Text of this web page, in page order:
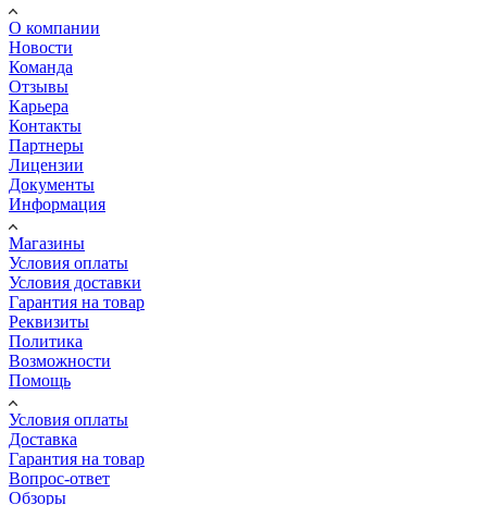
О компании
Новости
Команда
Отзывы
Карьера
Контакты
Партнеры
Лицензии
Документы
Информация
Магазины
Условия оплаты
Условия доставки
Гарантия на товар
Реквизиты
Политика
Возможности
Помощь
Условия оплаты
Доставка
Гарантия на товар
Вопрос-ответ
Обзоры